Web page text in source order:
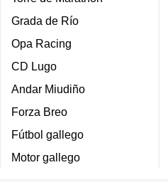
Grada de Río
Opa Racing
CD Lugo
Andar Miudiño
Forza Breo
Fútbol gallego
Motor gallego